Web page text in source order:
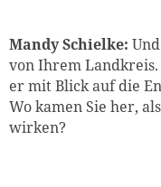
Mandy Schielke:
von Ihrem
er mit Blick auf die
Wo kamen Sie her,
wirken?